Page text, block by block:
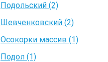
Подольский (2)
Шевченковский (2)
Осокорки массив (1)
Подол (1)